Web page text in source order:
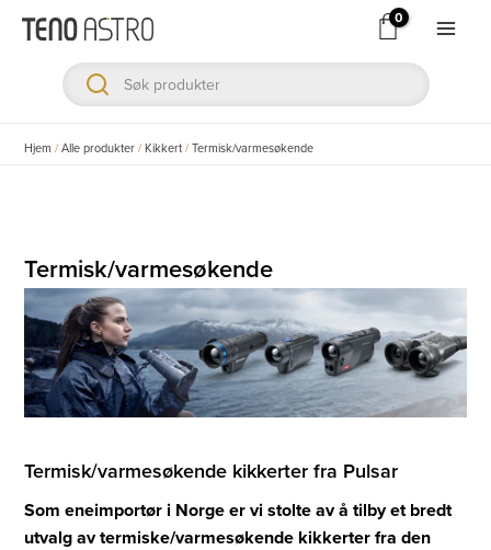
Hopp
innholdet
Hjem /Alle produkter /Kikkert /Termisk/varmesøkende
Termisk/varmesøkende
Termisk/varmesøkende kikkerter fra Pulsar
Som eneimportør i Norge er vi stolte av å tilby et bredt
utvalg av termiske/varmesøkende kikkerter fra den